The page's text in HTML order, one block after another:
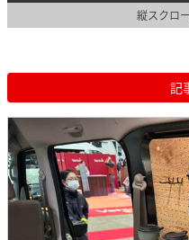
縦スクロ
記